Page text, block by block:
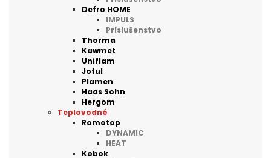
Defro HOME
IMPULS
Príslušenstvo
Thorma
Kawmet
Uniflam
Jotul
Plamen
Haas Sohn
Hergom
Teplovodné
Romotop
DYNAMIC
HEAT
Kobok